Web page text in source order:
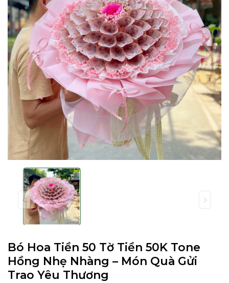
Bó Hoa Tiền 50 Tờ Tiền 50K Tone
Hồng Nhẹ Nhàng – Món Quà Gửi
Trao Yêu Thương